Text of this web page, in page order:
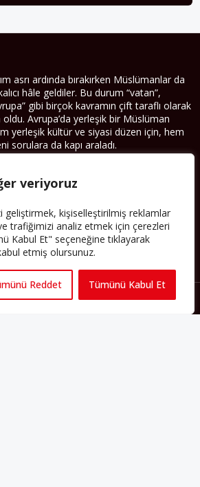
veriyoruz
geliştirmek, kişiselleştirilmiş reklamlar
trafiğimizi analiz etmek için çerezleri
Kabul Et" seçeneğine tıklayarak
etmiş olursunuz.
Reddet Tümünü Kabul Et
asrı ardında bırakırken Müslümanlar da
hâle geldiler. Bu durum “vatan”,
gibi birçok kavramın çift taraflı olarak
Avrupa’da yerleşik bir Müslüman
yerleşik kültür ve siyasi düzen için, hem
sorulara da kapı araladı.